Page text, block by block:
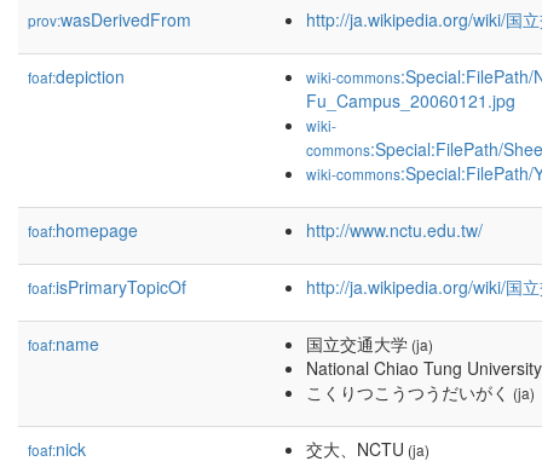
prov:wasDerivedFrom http://ja.wikipedia.org/wiki/国
foaf:depiction wiki-commons:Special:FilePath/
Fu_Campus_20060121.jpg
wiki-
commons:Special:FilePath/
wiki-commons:Special:FilePath/
foaf:homepage http://www.nctu.edu.tw/
foaf:isPrimaryTopicOf http://ja.wikipedia.org/wiki/国
foaf:name 国立交通大学 (ja)
National Chiao Tung University
こくりつこうつうだいがく (ja)
foaf:nick 交大、NCTU (ja)